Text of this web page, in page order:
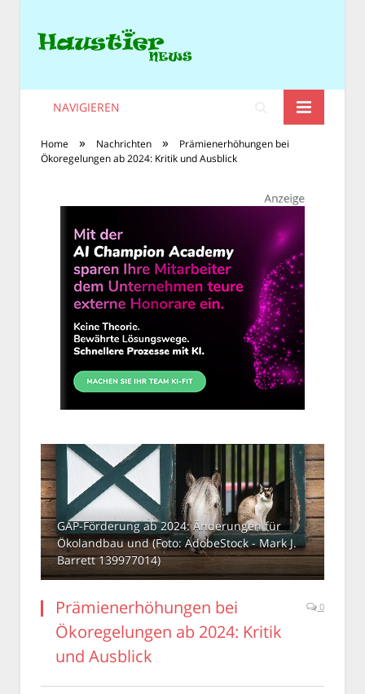
NAVIGIEREN
Home » Nachrichten »
Prämienerhöhungen bei
Ökoregelungen ab 2024: Kritik und Ausblick
GAP-Förderung ab 2024: Änderungen für
Ökolandbau und (Foto: AdobeStock - Mark J.
Barrett 139977014)
Prämienerhöhungen bei
Ökoregelungen ab 2024: Kritik
und Ausblick
0